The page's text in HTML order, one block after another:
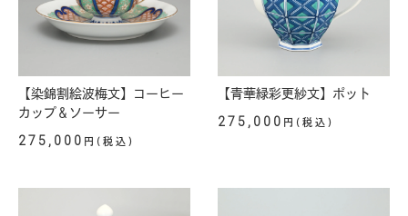
【染錦割絵波梅文】コーヒー
カップ＆ソーサー
275,000 円(税込)
【青華緑彩更紗文】ポット
275,000 円(税込)